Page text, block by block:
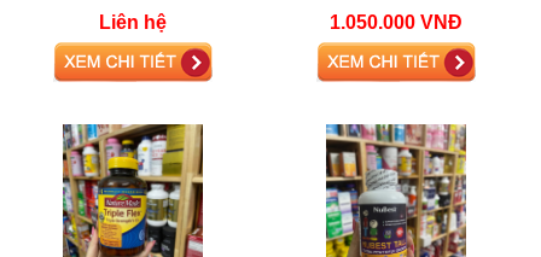
Liên hệ 1.050.000 VNĐ